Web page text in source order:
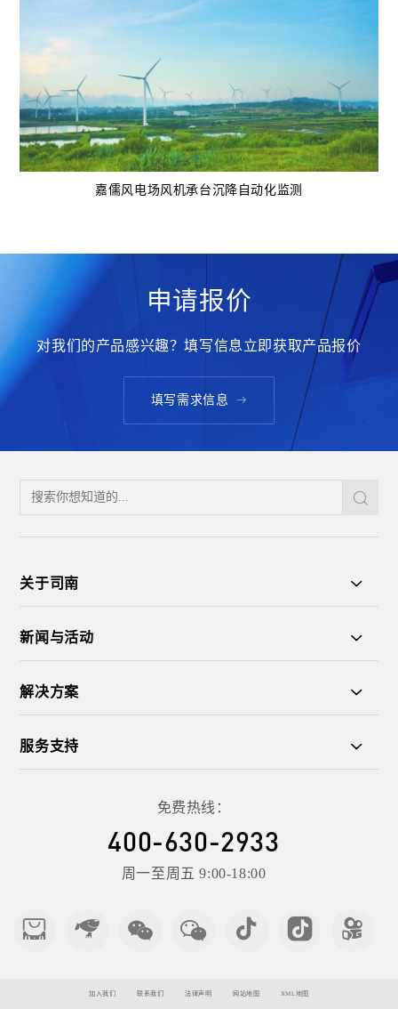
嘉儒风电场风机承台沉降自动化监测
申请报价
对我们的产品感兴趣？填写信息立即获取产品报价
填写需求信息
免费热线：
400-630-2933
周一至周五 9:00-18:00
关于司南
新闻与活动
解决方案
服务支持
加入我们 联系我们 法律声明 网站地图 XML地图